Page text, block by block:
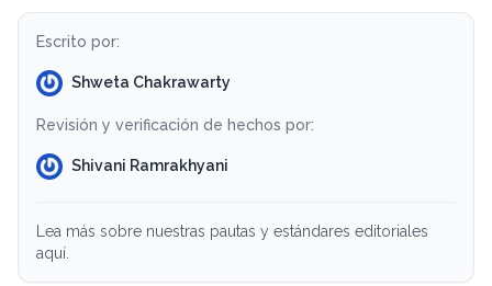
Escrito por:
Shweta Chakrawarty
Revisión y verificación de hechos por:
Shivani Ramrakhyani
Lea más sobre nuestras pautas y estándares editoriales
aquí.